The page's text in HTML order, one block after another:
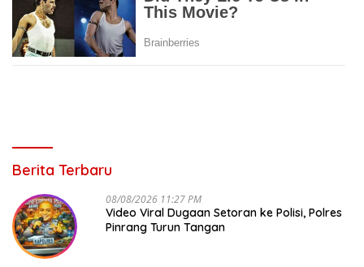
Berita Terbaru
08/08/2026 11:27 PM
Video Viral Dugaan Setoran ke Polisi, Polres
Pinrang Turun Tangan